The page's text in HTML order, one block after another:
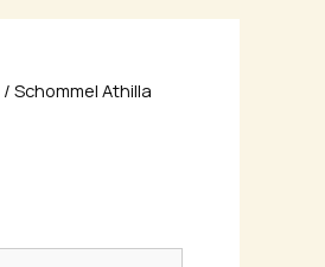
/ Schommel Athilla